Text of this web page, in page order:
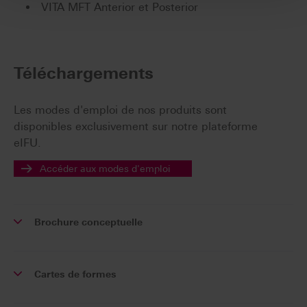
VITA MFT Anterior et Posterior
Téléchargements
Les modes d'emploi de nos produits sont
disponibles exclusivement sur notre plateforme
eIFU.
Accéder aux modes d'emploi
Brochure conceptuelle
Cartes de formes